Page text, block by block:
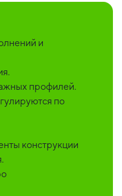
и
профилей.
по
конструкции